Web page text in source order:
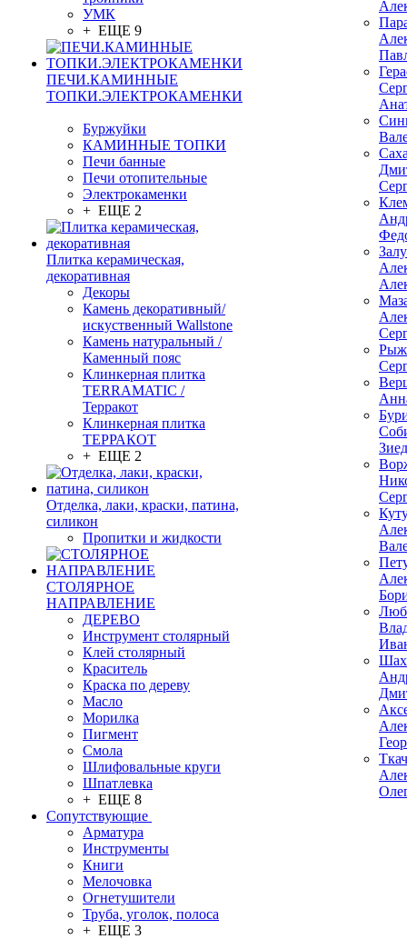
УМК
+ ЕЩЕ 9
ПЕЧИ.КАМИННЫЕ
ТОПКИ.ЭЛЕКТРОКАМЕНКИ
Буржуйки
КАМИННЫЕ ТОПКИ
Печи банные
Печи отопительные
Электрокаменки
+ ЕЩЕ 2
Плитка керамическая,
декоративная
Декоры
Камень декоративный/
искуственный Wallstone
Камень натуральный /
Каменный пояс
Клинкерная плитка
TERRAMATIC /
Терракот
Клинкерная плитка
ТЕРРАКОТ
+ ЕЩЕ 2
Отделка, лаки, краски, патина,
силикон
Пропитки и жидкости
СТОЛЯРНОЕ
НАПРАВЛЕНИЕ
ДЕРЕВО
Инструмент столярный
Клей столярный
Краситель
Краска по дереву
Масло
Морилка
Пигмент
Смола
Шлифовальные круги
Шпатлевка
+ ЕЩЕ 8
Сопутствующие
Арматура
Инструменты
Книги
Мелочовка
Огнетушители
Труба, уголок, полоса
+ ЕЩЕ 3